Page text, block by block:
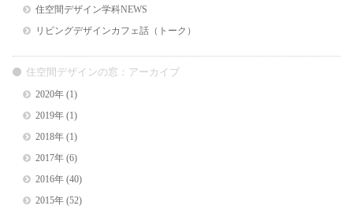
住空間デザイン学科NEWS
リビングデザインカフェ話（トーク）
住空間デザインの窓：アーカイブ
2020年(1)
2019年(1)
2018年(1)
2017年(6)
2016年(40)
2015年(52)